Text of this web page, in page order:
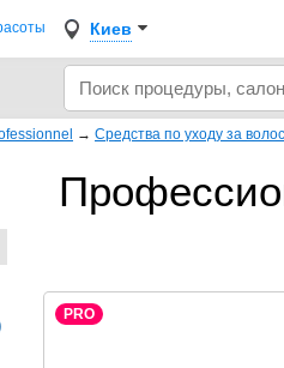
Киев
→ Средства по уходу за
PRO